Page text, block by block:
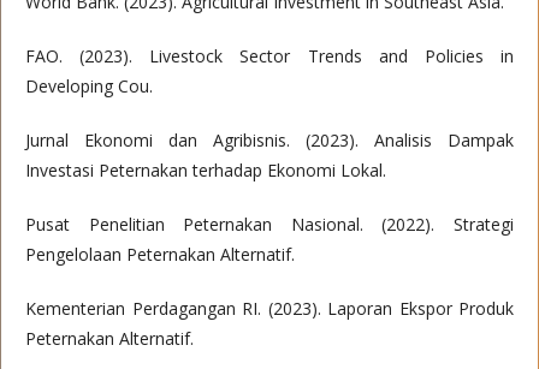
FAO. (2023). Livestock Sector Trends and Policies in
Developing Cou.
Jurnal Ekonomi dan Agribisnis. (2023). Analisis Dampak
Investasi Peternakan terhadap Ekonomi Lokal.
Pusat Penelitian Peternakan Nasional. (2022). Strategi
Pengelolaan Peternakan Alternatif.
Kementerian Perdagangan RI. (2023). Laporan Ekspor Produk
Peternakan Alternatif.